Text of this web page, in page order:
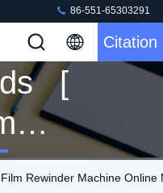
86-551-65303291
Citation
[
Rewinder Machine Online